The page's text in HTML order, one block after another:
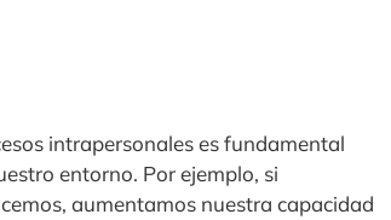
intrapersonales es fundamental
entorno. Por ejemplo, si
aumentamos nuestra capacidad